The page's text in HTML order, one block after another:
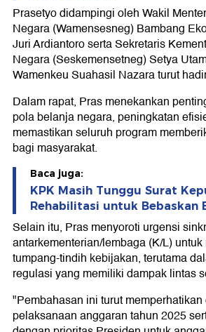
Prasetyo didampingi oleh Wakil
Negara (Wamensesneg) Bambang
Juri Ardiantoro serta Sekretaris
Negara (Seskemensetneg) Setya
Wamenkeu Suahasil Nazara turut
Dalam rapat, Pras menekankan
pola belanja negara, peningkatan
memastikan seluruh program
bagi masyarakat.
Baca juga:
KPK Masih Tunggu Surat
Rehabilitasi untuk Bebaskan
Selain itu, Pras menyoroti urgensi
antarkementerian/lembaga (K/L)
tumpang-tindih kebijakan, terutama
regulasi yang memiliki dampak lintas
"Pembahasan ini turut
pelaksanaan anggaran tahun 2025